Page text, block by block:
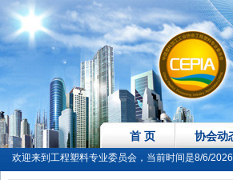
首 页 协会动
欢迎来到工程塑料专业委员会，当前时间是8/6/